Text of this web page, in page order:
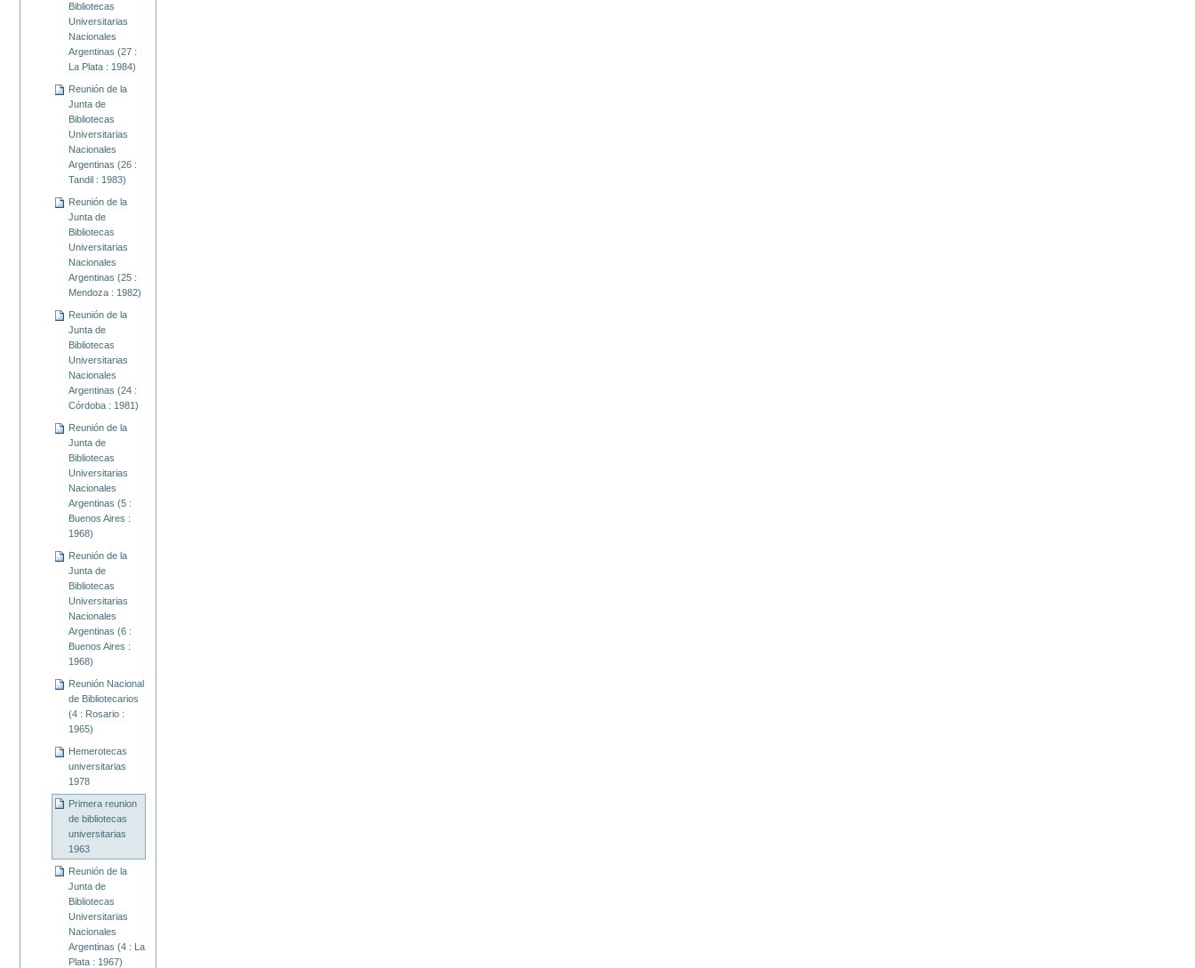
Bibliotecas
Universitarias
Nacionales
Argentinas (27 :
La Plata : 1984)
Reunión de la
Junta de
Bibliotecas
Universitarias
Nacionales
Argentinas (26 :
Tandil : 1983)
Reunión de la
Junta de
Bibliotecas
Universitarias
Nacionales
Argentinas (25 :
Mendoza : 1982)
Reunión de la
Junta de
Bibliotecas
Universitarias
Nacionales
Argentinas (24 :
Córdoba : 1981)
Reunión de la
Junta de
Bibliotecas
Universitarias
Nacionales
Argentinas (5 :
Buenos Aires :
1968)
Reunión de la
Junta de
Bibliotecas
Universitarias
Nacionales
Argentinas (6 :
Buenos Aires :
1968)
Reunión Nacional
de Bibliotecarios
(4 : Rosario :
1965)
Hemerotecas
universitarias
1978
Primera reunion
de bibliotecas
universitarias
1963
Reunión de la
Junta de
Bibliotecas
Universitarias
Nacionales
Argentinas (4 : La
Plata : 1967)